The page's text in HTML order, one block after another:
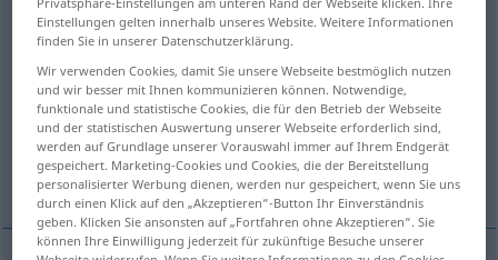
Übersicht aller Übersetzungen
(Für mehr Details die Übersetzung anklicken/antippen)
стекло, стe.кла стакан, рюмка
очки, бинокль
Einstellungen gelten innerhalb unseres Website. Weitere Informationen
finden Sie in unserer Datenschutzerklärung.
Wir verwenden Cookies, damit Sie unsere Webseite bestmöglich nutzen
und wir besser mit Ihnen kommunizieren können. Notwendige,
funktionale und statistische Cookies, die für den Betrieb der Webseite
und der statistischen Auswertung unserer Webseite erforderlich sind,
werden auf Grundlage unserer Vorauswahl immer auf Ihrem Endgerät
gespeichert. Marketing-Cookies und Cookies, die der Bereitstellung
personalisierter Werbung dienen, werden nur gespeichert, wenn Sie uns
durch einen Klick auf den „Akzeptieren“-Button Ihr Einverständnis
geben. Klicken Sie ansonsten auf „Fortfahren ohne Akzeptieren“. Sie
können Ihre Einwilligung jederzeit für zukünftige Besuche unserer